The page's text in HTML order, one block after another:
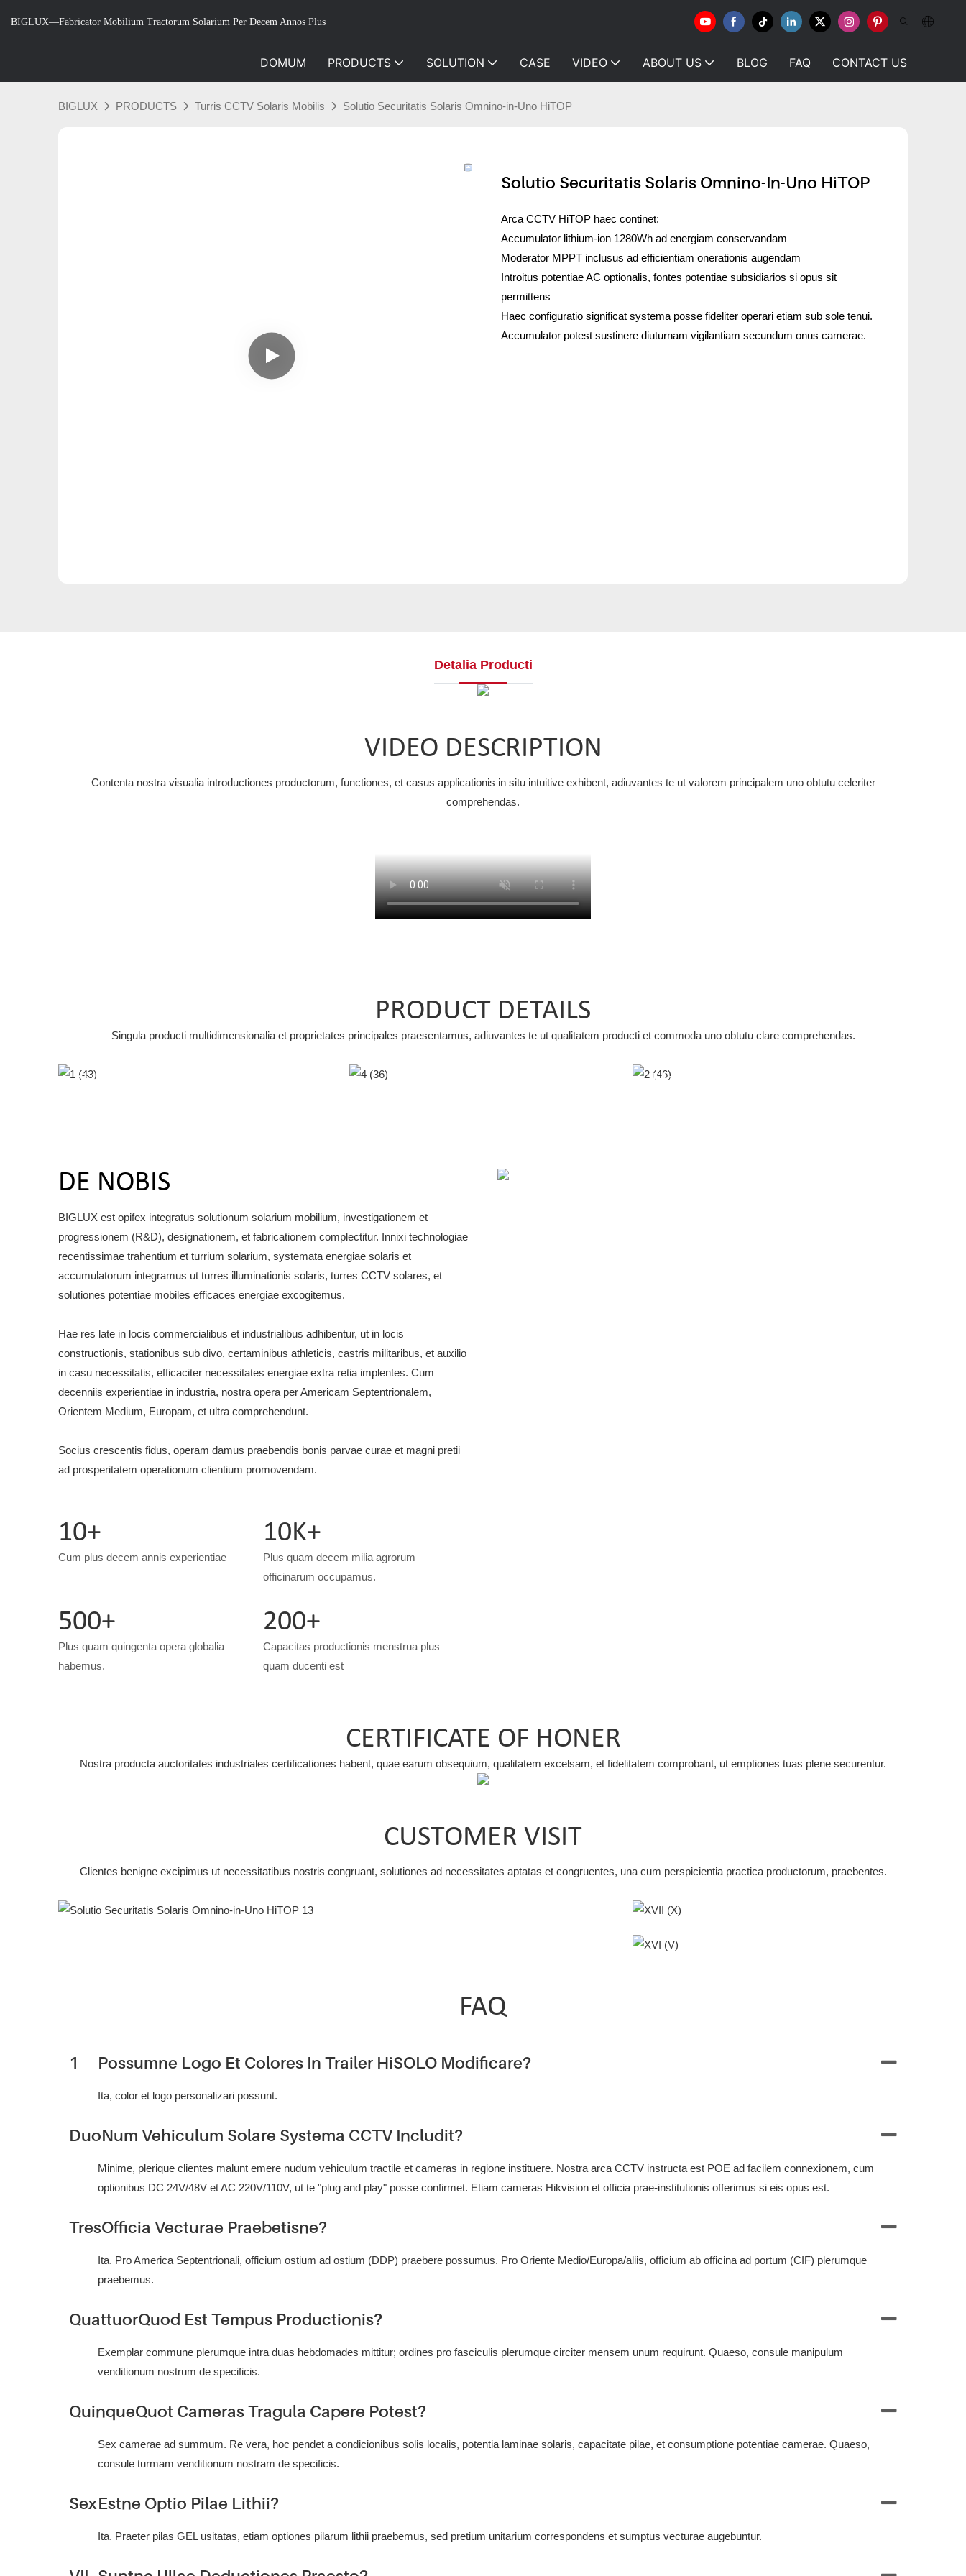
BIGLUX—Fabricator Mobilium Tractorum Solarium Per Decem Annos Plus
DOMUM PRODUCTS SOLUTION CASE VIDEO ABOUT US BLOG FAQ CONTACT US
BIGLUX PRODUCTS Turris CCTV Solaris Mobilis Solutio Securitatis Solaris Omnino-in-Uno HiTOP
Solutio Securitatis Solaris Omnino-In-Uno HiTOP
Arca CCTV HiTOP haec continet:
Accumulator lithium-ion 1280Wh ad energiam conservandam
Moderator MPPT inclusus ad efficientiam onerationis augendam
Introitus potentiae AC optionalis, fontes potentiae subsidiarios si opus sit
permittens
Haec configuratio significat systema posse fideliter operari etiam sub sole tenui.
Accumulator potest sustinere diuturnam vigilantiam secundum onus camerae.
Detalia Producti
VIDEO DESCRIPTION
Contenta nostra visualia introductiones productorum, functiones, et casus applicationis in situ intuitive exhibent, adiuvantes te ut valorem principalem uno obtutu celeriter
comprehendas.
PRODUCT DETAILS
Singula producti multidimensionalia et proprietates principales praesentamus, adiuvantes te ut qualitatem producti et commoda uno obtutu clare comprehendas.
2*450W Tabula Solaris
Malus Telescopicus 7m-9m
DE NOBIS
BIGLUX est opifex integratus solutionum solarium mobilium, investigationem et
progressionem (R&D), designationem, et fabricationem complectitur. Innixi technologiae
recentissimae trahentium et turrium solarium, systemata energiae solaris et
accumulatorum integramus ut turres illuminationis solaris, turres CCTV solares, et
solutiones potentiae mobiles efficaces energiae excogitemus.
Hae res late in locis commercialibus et industrialibus adhibentur, ut in locis
constructionis, stationibus sub divo, certaminibus athleticis, castris militaribus, et auxilio
in casu necessitatis, efficaciter necessitates energiae extra retia implentes. Cum
decenniis experientiae in industria, nostra opera per Americam Septentrionalem,
Orientem Medium, Europam, et ultra comprehendunt.
Socius crescentis fidus, operam damus praebendis bonis parvae curae et magni pretii
ad prosperitatem operationum clientium promovendam.
10+
Cum plus decem annis experientiae
10K+
Plus quam decem milia agrorum
officinarum occupamus.
500+
Plus quam quingenta opera globalia
habemus.
200+
Capacitas productionis menstrua plus
quam ducenti est
CERTIFICATE OF HONER
Nostra producta auctoritates industriales certificationes habent, quae earum obsequium, qualitatem excelsam, et fidelitatem comprobant, ut emptiones tuas plene securentur.
CUSTOMER VISIT
Clientes benigne excipimus ut necessitatibus nostris congruant, solutiones ad necessitates aptatas et congruentes, una cum perspicientia practica productorum, praebentes.
FAQ
1 Possumne Logo Et Colores In Trailer HiSOLO Modificare?
Ita, color et logo personalizari possunt.
DuoNum Vehiculum Solare Systema CCTV Includit?
Minime, plerique clientes malunt emere nudum vehiculum tractile et cameras in regione instituere. Nostra arca CCTV instructa est POE ad facilem connexionem, cum
optionibus DC 24V/48V et AC 220V/110V, ut te "plug and play" posse confirmet. Etiam cameras Hikvision et officia prae-institutionis offerimus si eis opus est.
TresOfficia Vecturae Praebetisne?
Ita. Pro America Septentrionali, officium ostium ad ostium (DDP) praebere possumus. Pro Oriente Medio/Europa/aliis, officium ab officina ad portum (CIF) plerumque
praebemus.
QuattuorQuod Est Tempus Productionis?
Exemplar commune plerumque intra duas hebdomades mittitur; ordines pro fasciculis plerumque circiter mensem unum requirunt. Quaeso, consule manipulum
venditionum nostrum de specificis.
QuinqueQuot Cameras Tragula Capere Potest?
Sex camerae ad summum. Re vera, hoc pendet a condicionibus solis localis, potentia laminae solaris, capacitate pilae, et consumptione potentiae camerae. Quaeso,
consule turmam venditionum nostram de specificis.
SexEstne Optio Pilae Lithii?
Ita. Praeter pilas GEL usitatas, etiam optiones pilarum lithii praebemus, sed pretium unitarium correspondens et sumptus vecturae augebuntur.